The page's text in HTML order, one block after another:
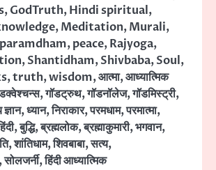
,GodTruth,Hindi spiritual,
,Meditation,Murali,
paramdham,peace,Rajyoga,
,Shantidham,Shivbaba,Soul,
,truth,wisdom,आत्मा,आध्यात्मिक
,गॉडट्रुथ,गॉडनॉलेज,गॉडमिस्ट्री,
ज्ञान,ध्यान,निराकार,परमधाम,परमात्मा,
,बुद्धि,ब्रह्मलोक,ब्रह्माकुमारी,भगवान,
,शांतिधाम,शिवबाबा,सत्य,
सोलजर्नी,हिंदी आध्यात्मिक